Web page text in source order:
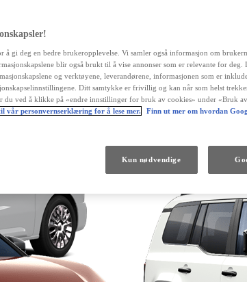
Fra kr 538 000 inkl. MVA
Land Cruiser
DIESEL
å gi deg en bedre brukeropplevelse. Vi samler også informasjon om
blir også brukt til å vise annonser som er relevante for deg.
og verktøyene, leverandørene, informasjonen som er
Ditt samtykke er frivillig og kan når som helst
ved å klikke på «endre innstillinger for bruk av cookies» under «Bruk
vår personvernserklæring for å lese mer.
Finn ut mer om hvordan
Kun nødvendige